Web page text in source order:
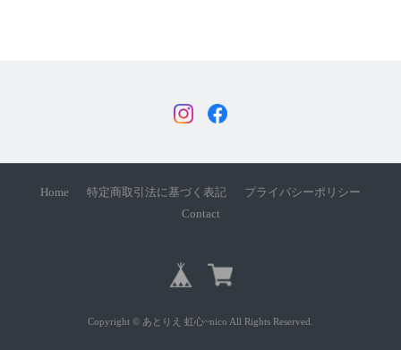
Home 特定商取引法に基づく表記
プライバシーポリシー
Contact
Copyright © あとりえ 虹心~nico All Rights Reserved.